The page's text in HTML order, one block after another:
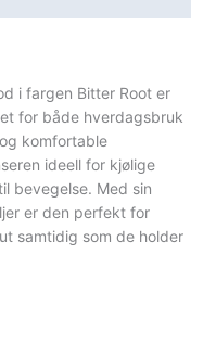
i fargen Bitter Root er
for både hverdagsbruk
komfortable
ideell for kjølige
bevegelse. Med sin
er den perfekt for
samtidig som de holder